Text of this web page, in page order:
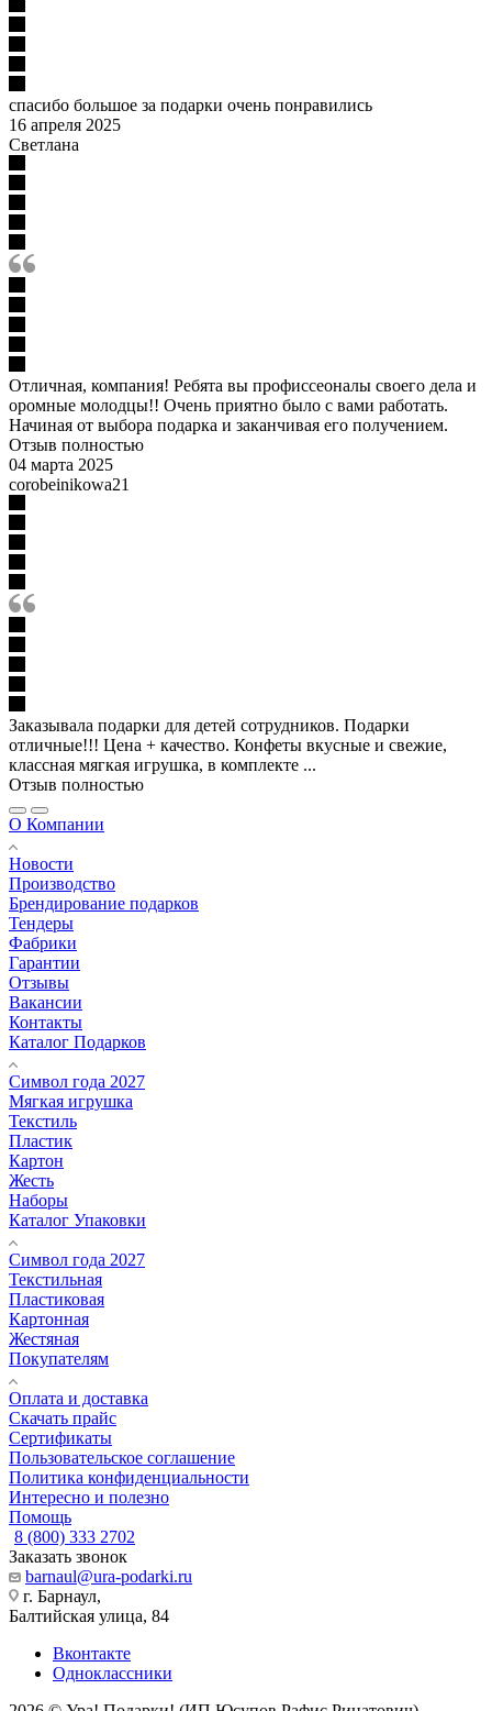
спасибо большое за подарки очень понравились
16 апреля 2025
Светлана
Отличная, компания! Ребята вы профиссеоналы своего дела и
оромные молодцы!! Очень приятно было с вами работать.
Начиная от выбора подарка и заканчивая его получением.
Отзыв полностью
04 марта 2025
corobeinikowa21
Заказывала подарки для детей сотрудников. Подарки
отличные!!! Цена + качество. Конфеты вкусные и свежие,
классная мягкая игрушка, в комплекте ...
Отзыв полностью
О Компании
Новости
Производство
Брендирование подарков
Тендеры
Фабрики
Гарантии
Отзывы
Вакансии
Контакты
Каталог Подарков
Символ года 2027
Мягкая игрушка
Текстиль
Пластик
Картон
Жесть
Наборы
Каталог Упаковки
Символ года 2027
Текстильная
Пластиковая
Картонная
Жестяная
Покупателям
Оплата и доставка
Скачать прайс
Сертификаты
Пользовательское соглашение
Политика конфиденциальности
Интересно и полезно
Помощь
8 (800) 333 2702
Заказать звонок
barnaul@ura-podarki.ru
г. Барнаул,
Балтийская улица, 84
Вконтакте
Одноклассники